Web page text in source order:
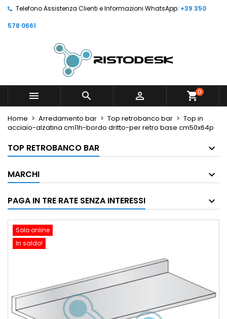
Telefono Assistenza Clienti e Informazioni WhatsApp: +39 350
578 0661
   shopping_cart0
Home Arredamento bar Top retrobanco bar
Top in
acciaio-alzatina cm11h-bordo dritto-per retro base cm50x64p
TOP RETROBANCO BAR
MARCHI
PAGA IN TRE RATE SENZA INTERESSI
Solo online
In saldo!